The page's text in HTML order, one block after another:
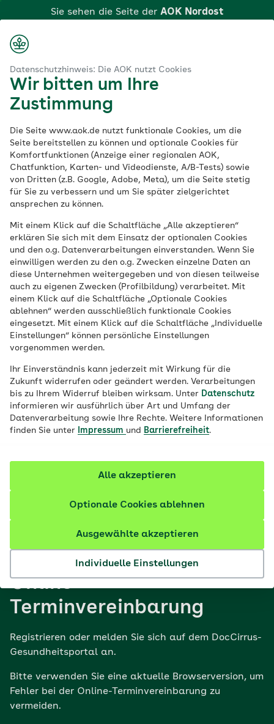
Datenschutzhinweis: Die AOK nutzt Cookies
Wir bitten um Ihre
Zustimmung
Die Seite www.aok.de nutzt funktionale Cookies, um die
Seite bereitstellen zu können und optionale Cookies für
Komfortfunktionen (Anzeige einer regionalen AOK,
Chatfunktion, Karten- und Videodienste, A/B-Tests) sowie
von Dritten (z.B. Google, Adobe, Meta), um die Seite stetig
für Sie zu verbessern und um Sie später zielgerichtet
ansprechen zu können.
Mit einem Klick auf die Schaltfläche „Alle akzeptieren“
erklären Sie sich mit dem Einsatz der optionalen Cookies
und den o.g. Datenverarbeitungen einverstanden. Wenn Sie
einwilligen werden zu den o.g. Zwecken einzelne Daten an
diese Unternehmen weitergegeben und von diesen teilweise
auch zu eigenen Zwecken (Profilbildung) verarbeitet. Mit
einem Klick auf die Schaltfläche „Optionale Cookies
ablehnen“ werden ausschließlich funktionale Cookies
eingesetzt. Mit einem Klick auf die Schaltfläche „Individuelle
Einstellungen“ können persönliche Einstellungen
vorgenommen werden.
Ihr Einverständnis kann jederzeit mit Wirkung für die
Zukunft widerrufen oder geändert werden. Verarbeitungen
bis zu Ihrem Widerruf bleiben wirksam. Unter Datenschutz
informieren wir ausführlich über Art und Umfang der
Datenverarbeitung sowie Ihre Rechte. Weitere Informationen
finden Sie unter
Impressum und Barrierefreiheit.
Individuelle Einstellungen
Ausgewählte akzeptieren
Optionale Cookies ablehnen
Alle akzeptieren
Hauptinhalt
springen
Sie sehen die Seite der AOK Nordost
Klicken Sie hier, wenn Sie zu einer anderen AOK
wechseln möchten.
Praxis für
Dermatologie
In der Facharztpraxis für Dermatologie
und Venerologie werden sowohl Haut- als
auch sexuell übertragbare Krankheiten
behandelt. Die Hautärztin arbeitet eng mit
den Fachärzten im Centrum für
Gesundheit zusammen, um Ihnen exklusiv
als AOK Nordost-Versicherten eine
optimale Versorgung zu gewährleisten.
Die Praxis ist barrierefrei zugänglich.
Online-
Terminvereinbarung
Registrieren oder melden Sie sich auf dem DocCirrus-
Gesundheitsportal an.
Bitte verwenden Sie eine aktuelle Browserversion, um
Fehler bei der Online-Terminvereinbarung zu
vermeiden.